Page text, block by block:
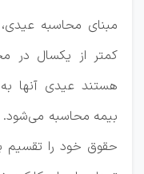
مبنای محاسبه
کمتر از یکسال در
هستند عیدی آنها
بیمه محاسبه می‌شود.